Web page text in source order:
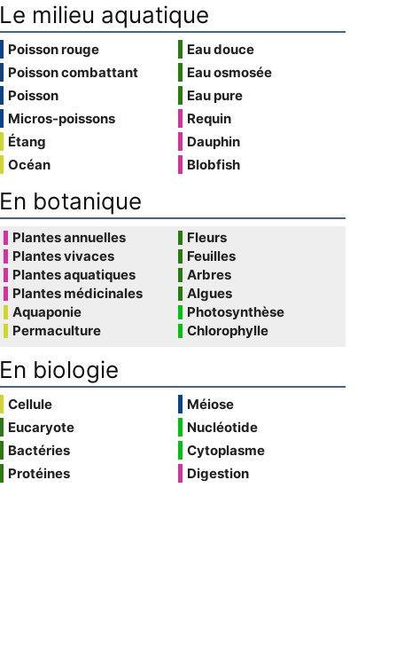
Le milieu aquatique
Poisson rouge
Poisson combattant
Poisson
Micros-poissons
Étang
Océan
Eau douce
Eau osmosée
Eau pure
Requin
Dauphin
Blobfish
En botanique
Plantes annuelles
Plantes vivaces
Plantes aquatiques
Plantes médicinales
Aquaponie
Permaculture
Fleurs
Feuilles
Arbres
Algues
Photosynthèse
Chlorophylle
En biologie
Cellule
Eucaryote
Bactéries
Protéines
Méiose
Nucléotide
Cytoplasme
Digestion